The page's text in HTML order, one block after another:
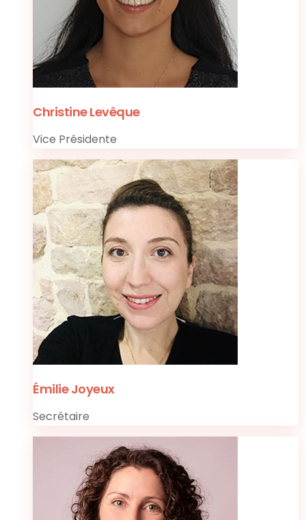
Christine Levêque
Vice Présidente
Émilie Joyeux
Secrétaire